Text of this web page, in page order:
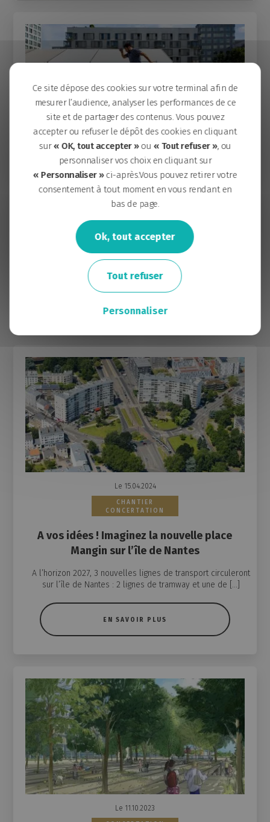
Le 20.09.2024
APPEL À CANDIDATURES
CONCERTATION
Participez au Lab Citoyen et mettez le
cap sur un mode de vie bas-carbone
Après une première édition en 2022 portant sur les
espaces publics, la Samoa, aménageur de l’île de Nantes,
organise un […]
Le 15.04.2024
CHANTIER
CONCERTATION
A vos idées ! Imaginez la nouvelle place
Mangin sur l’île de Nantes
A l’horizon 2027, 3 nouvelles lignes de transport circuleront
sur l’île de Nantes : 2 lignes de tramway et une de […]
EN SAVOIR PLUS
Le 11.10.2023
Ce site dépose des cookies sur votre terminal afin de
mesurer l’audience, analyser les performances de ce
site et de partager des contenus. Vous pouvez
accepter ou refuser le dépôt des cookies en cliquant
sur« OK, tout accepter »ou « Tout refuser », ou
personnaliser vos choix en cliquant sur
« Personnaliser »ci-après.Vous pouvez retirer votre
consentement à tout moment en vous rendant en
bas de page.
Ok, tout accepter
Tout refuser
Personnaliser